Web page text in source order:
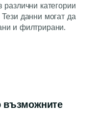
различни категории
данни могат да
и филтрирани.
възможните